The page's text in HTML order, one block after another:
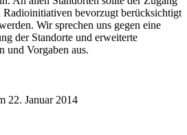
bevorzugt berücksichtigt
Wir sprechen uns gegen eine
der Standorte und erweiterte
und Vorgaben aus.
22. Januar 2014